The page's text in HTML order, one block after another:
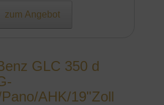
zum Angebot
GLC 350 d
AHK/19"Zoll